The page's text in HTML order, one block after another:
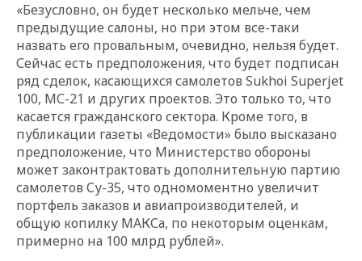
«Безусловно, он будет несколько мельче, чем
предыдущие салоны, но при этом все-таки
назвать его провальным, очевидно, нельзя будет.
Сейчас есть предположения, что будет подписан
ряд сделок, касающихся самолетов Sukhoi Superjet
100, МС-21 и других проектов. Это только то, что
касается гражданского сектора. Кроме того, в
публикации газеты «Ведомости» было высказано
предположение, что Министерство обороны
может законтрактовать дополнительную партию
самолетов Су-35, что одномоментно увеличит
портфель заказов и авиапроизводителей, и
общую копилку МАКСа, по некоторым оценкам,
примерно на 100 млрд рублей».